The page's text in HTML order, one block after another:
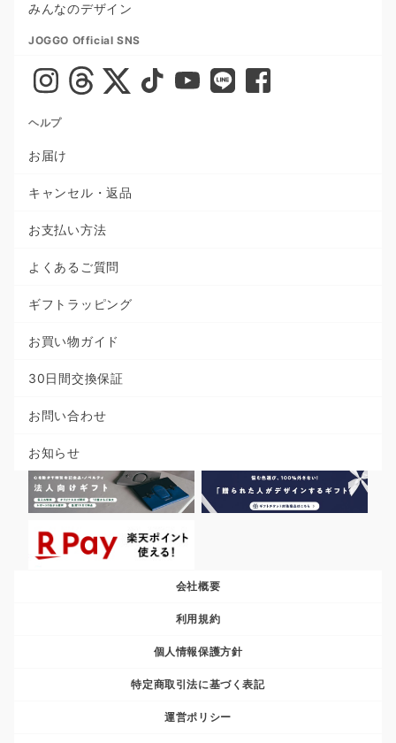
みんなのデザイン
JOGGO Official SNS
ヘルプ
お届け
キャンセル・返品
お支払い方法
よくあるご質問
ギフトラッピング
お買い物ガイド
30日間交換保証
お問い合わせ
お知らせ
会社概要
利用規約
個人情報保護方針
特定商取引法に基づく表記
運営ポリシー